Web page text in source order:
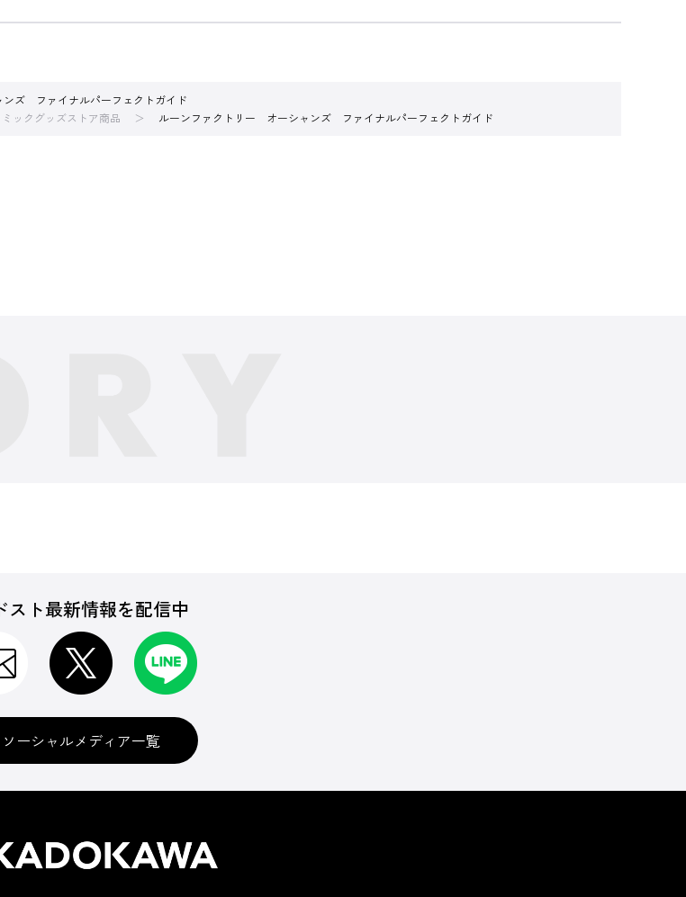
ズ ファイナルパーフェクトガイド
ックグッズストア商品 ルーンファクトリー オーシャンズ ファイナルパーフェクトガイド
スト最新情報を配信中
ソーシャルメディア一覧